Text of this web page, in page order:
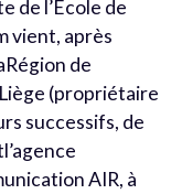
de l’École de
vient, après
de
(propriétaire
successifs, de
AIR, à